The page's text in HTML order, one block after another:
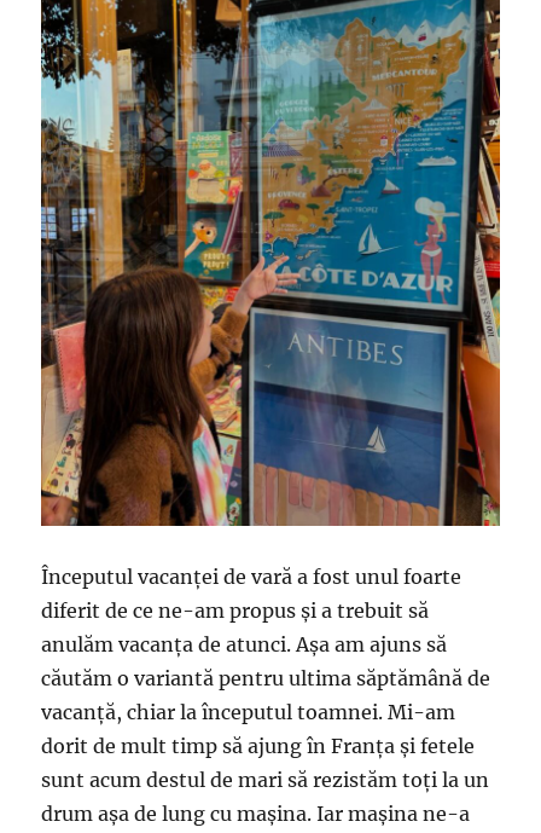
Începutul vacanței de vară a fost unul foarte
diferit de ce ne-am propus și a trebuit să
anulăm vacanța de atunci. Așa am ajuns să
căutăm o variantă pentru ultima săptămână de
vacanță, chiar la începutul toamnei. Mi-am
dorit de mult timp să ajung în Franța și fetele
sunt acum destul de mari să rezistăm toți la un
drum așa de lung cu mașina. Iar mașina ne-a